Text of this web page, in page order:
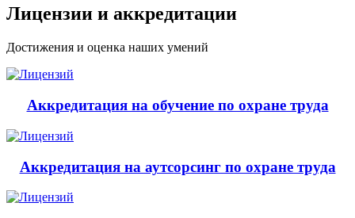
Лицензии и аккредитации
Достижения и оценка наших умений
Аккредитация на обучение по охране труда
Аккредитация на аутсорсинг по охране труда